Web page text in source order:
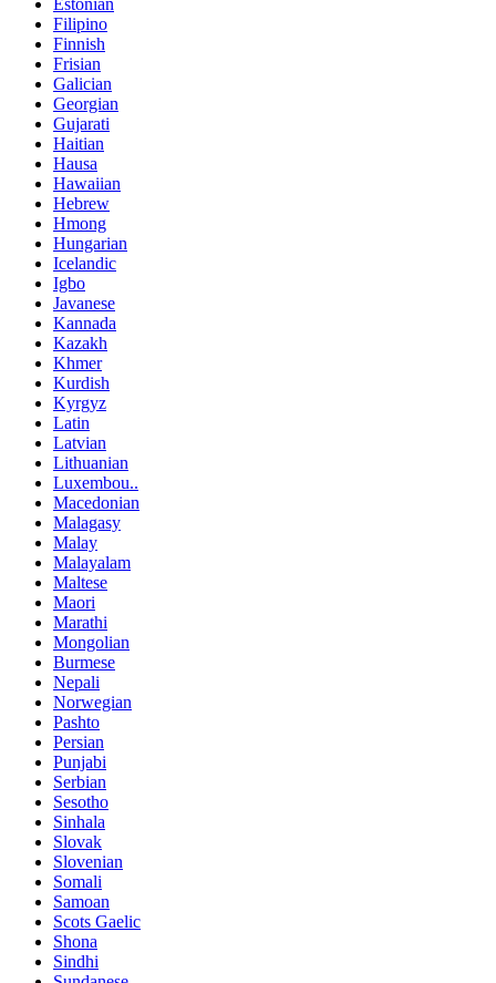
Filipino
Finnish
Frisian
Galician
Georgian
Gujarati
Haitian
Hausa
Hawaiian
Hebrew
Hmong
Hungarian
Icelandic
Igbo
Javanese
Kannada
Kazakh
Khmer
Kurdish
Kyrgyz
Latin
Latvian
Lithuanian
Luxembou..
Macedonian
Malagasy
Malay
Malayalam
Maltese
Maori
Marathi
Mongolian
Burmese
Nepali
Norwegian
Pashto
Persian
Punjabi
Serbian
Sesotho
Sinhala
Slovak
Slovenian
Somali
Samoan
Scots Gaelic
Shona
Sindhi